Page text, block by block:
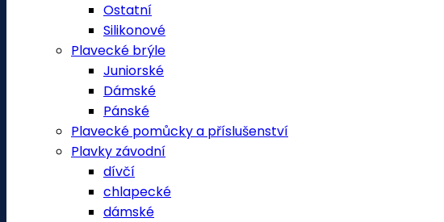
Ostatní
Silikonové
Plavecké brýle
Juniorské
Dámské
Pánské
Plavecké pomůcky a příslušenství
Plavky závodní
dívčí
chlapecké
dámské